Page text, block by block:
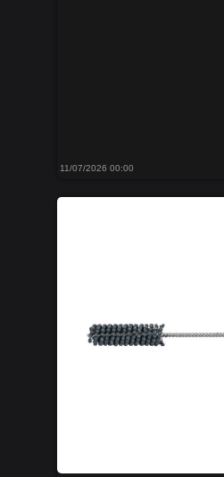
11/07/2026 00:00